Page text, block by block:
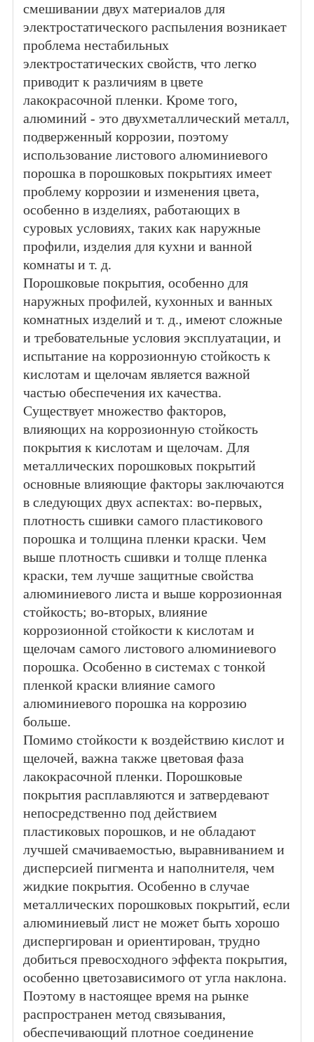
смешивании двух материалов для
электростатического распыления возникает
проблема нестабильных
электростатических свойств, что легко
приводит к различиям в цвете
лакокрасочной пленки. Кроме того,
алюминий - это двухметаллический металл,
подверженный коррозии, поэтому
использование листового алюминиевого
порошка в порошковых покрытиях имеет
проблему коррозии и изменения цвета,
особенно в изделиях, работающих в
суровых условиях, таких как наружные
профили, изделия для кухни и ванной
комнаты и т. д.
Порошковые покрытия, особенно для
наружных профилей, кухонных и ванных
комнатных изделий и т. д., имеют сложные
и требовательные условия эксплуатации, и
испытание на коррозионную стойкость к
кислотам и щелочам является важной
частью обеспечения их качества.
Существует множество факторов,
влияющих на коррозионную стойкость
покрытия к кислотам и щелочам. Для
металлических порошковых покрытий
основные влияющие факторы заключаются
в следующих двух аспектах: во-первых,
плотность сшивки самого пластикового
порошка и толщина пленки краски. Чем
выше плотность сшивки и толще пленка
краски, тем лучше защитные свойства
алюминиевого листа и выше коррозионная
стойкость; во-вторых, влияние
коррозионной стойкости к кислотам и
щелочам самого листового алюминиевого
порошка. Особенно в системах с тонкой
пленкой краски влияние самого
алюминиевого порошка на коррозию
больше.
Помимо стойкости к воздействию кислот и
щелочей, важна также цветовая фаза
лакокрасочной пленки. Порошковые
покрытия расплавляются и затвердевают
непосредственно под действием
пластиковых порошков, и не обладают
лучшей смачиваемостью, выравниванием и
дисперсией пигмента и наполнителя, чем
жидкие покрытия. Особенно в случае
металлических порошковых покрытий, если
алюминиевый лист не может быть хорошо
диспергирован и ориентирован, трудно
добиться превосходного эффекта покрытия,
особенно цветозависимого от угла наклона.
Поэтому в настоящее время на рынке
распространен метод связывания,
обеспечивающий плотное соединение